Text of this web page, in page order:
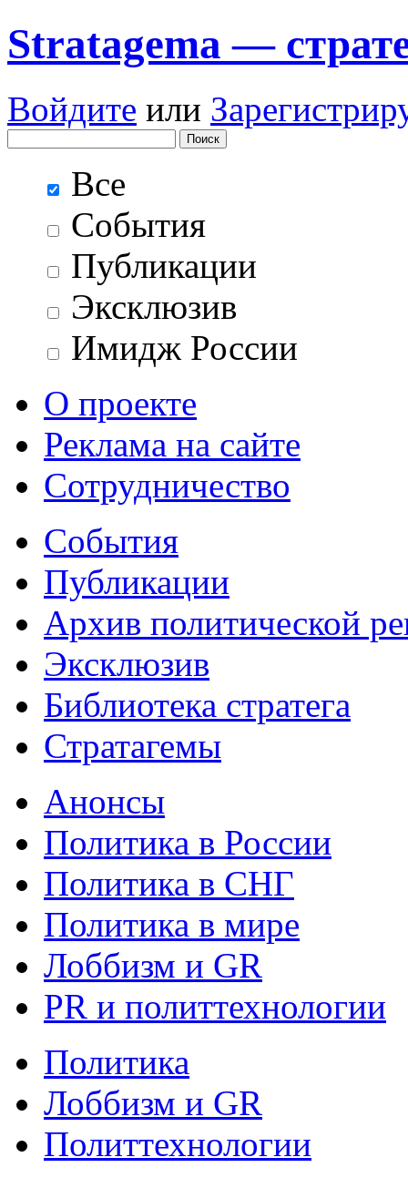
Stratagema —
Войдите или
Все
События
Публикации
Эксклюзив
Имидж России
О проекте
Реклама на сайте
Сотрудничество
События
Публикации
Архив политической
Эксклюзив
Библиотека стратега
Стратагемы
Анонсы
Политика в России
Политика в СНГ
Политика в мире
Лоббизм и GR
PR и политтехнологии
Политика
Лоббизм и GR
Политтехнологии